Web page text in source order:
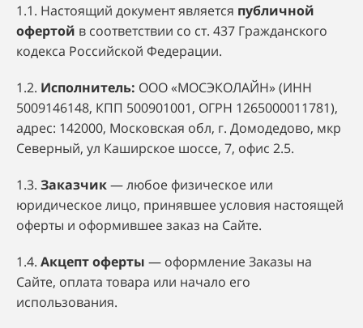
1.1. Настоящий документ является публичной
офертой в соответствии со ст. 437 Гражданского
кодекса Российской Федерации.
1.2. Исполнитель: ООО «МОСЭКОЛАЙН» (ИНН
5009146148, КПП 500901001, ОГРН 1265000011781),
адрес: 142000, Московская обл, г. Домодедово, мкр
Северный, ул Каширское шоссе, 7, офис 2.5.
1.3. Заказчик— любое физическое или
юридическое лицо, принявшее условия настоящей
оферты и оформившее заказ на Сайте.
1.4. Акцепт оферты — оформление Заказы на
Сайте, оплата товара или начало его
использования.